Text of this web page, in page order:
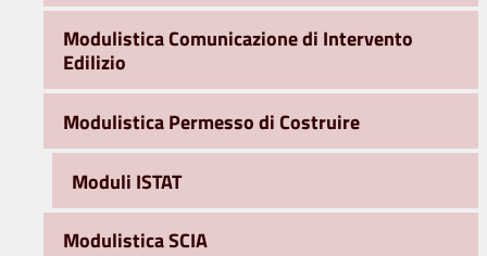
Modulistica Comunicazione di Intervento
Edilizio
Modulistica Permesso di Costruire
Moduli ISTAT
Modulistica SCIA